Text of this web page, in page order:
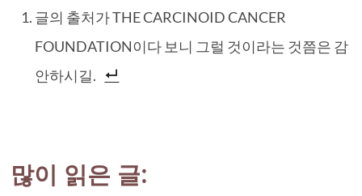
글의 출처가 THE CARCINOID CANCER
FOUNDATION이다 보니 그럴 것이라는 것쯤은 감
안하시길.
많이 읽은 글: